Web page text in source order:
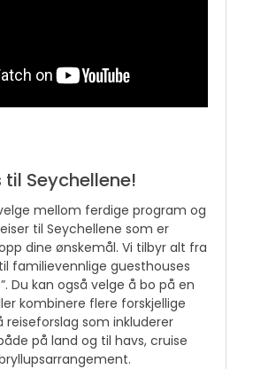
til Seychellene!
mellom ferdige program og
til Seychellene som er
dine ønskemål. Vi tilbyr alt fra
familievennlige guesthouses
Du kan også velge å bo på en
kombinere flere forskjellige
reiseforslag som inkluderer
på land og til havs, cruise